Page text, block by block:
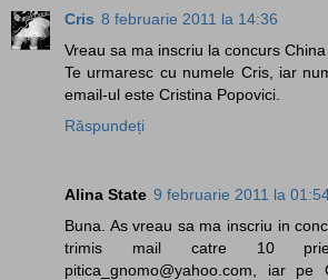
Cris 8 februarie 2011 la 14:36
Vreau sa ma inscriu la concurs
Te urmaresc cu numele Cris, iar
email-ul este Cristina Popovici.
Răspundeți
Alina State 9 februarie 2011 la
Buna. As vreau sa ma inscriu in
trimis mail catre 10
pitica_gnomo@yahoo.com, iar